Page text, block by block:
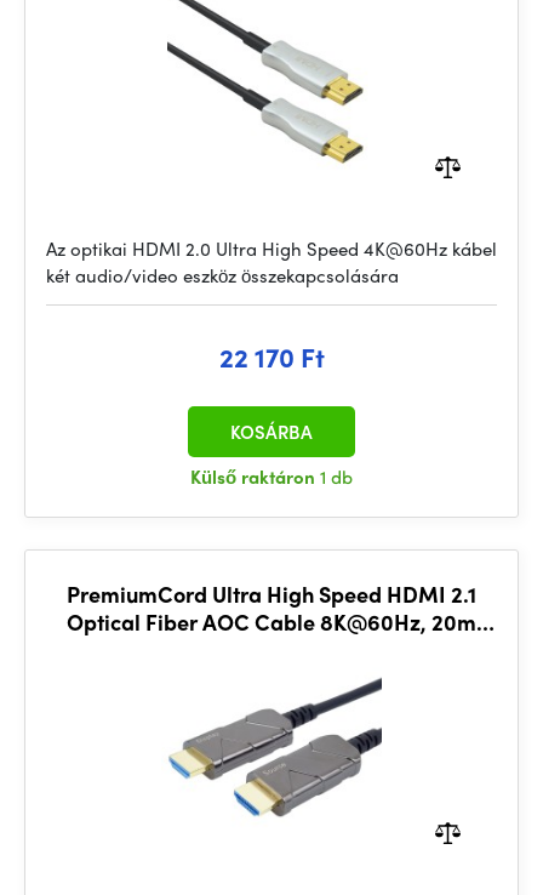
Az optikai HDMI 2.0 Ultra High Speed 4K@60Hz kábel
két audio/video eszköz összekapcsolására
22 170 Ft
Külső raktáron 1 db
KOSÁRBA
PremiumCord Ultra High Speed HDMI 2.1
Optical Fiber AOC Cable 8K@60Hz, 20m